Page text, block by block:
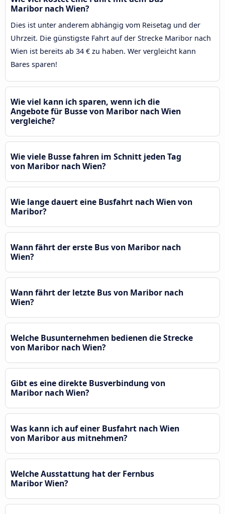
Maribor nach Wien?
Dies ist unter anderem abhängig vom Reisetag und der
Uhrzeit. Die günstigste Fahrt auf der Strecke Maribor nach
Wien ist bereits ab 34 € zu haben. Wer vergleicht kann
Bares sparen!
Wie viel kann ich sparen, wenn ich die
Angebote für Busse von Maribor nach Wien
vergleiche?
Wie viele Busse fahren im Schnitt jeden Tag
von Maribor nach Wien?
Wie lange dauert eine Busfahrt nach Wien von
Maribor?
Wann fährt der erste Bus von Maribor nach
Wien?
Wann fährt der letzte Bus von Maribor nach
Wien?
Welche Busunternehmen bedienen die Strecke
von Maribor nach Wien?
Gibt es eine direkte Busverbindung von
Maribor nach Wien?
Was kann ich auf einer Busfahrt nach Wien
von Maribor aus mitnehmen?
Welche Ausstattung hat der Fernbus
Maribor Wien?